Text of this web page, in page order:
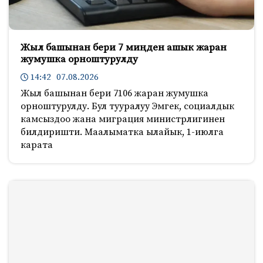
Жыл башынан бери 7 миңден ашык жаран
жумушка орноштурулду
14:42 07.08.2026
Жыл башынан бери 7106 жаран жумушка
орноштурулду. Бул тууралуу Эмгек, социалдык
камсыздоо жана миграция министрлигинен
билдиришти. Маалыматка ылайык, 1-июлга
карата